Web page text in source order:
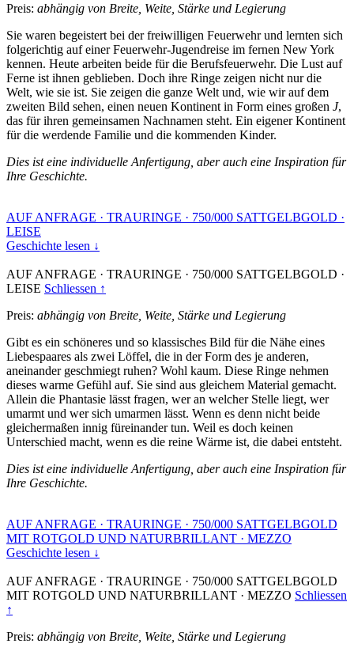
Preis: abhängig von Breite, Weite, Stärke und Legierung
Sie waren begeistert bei der freiwilligen Feuerwehr und lernten sich
folgerichtig auf einer Feuerwehr-Jugendreise im fernen New York
kennen. Heute arbeiten beide für die Berufsfeuerwehr. Die Lust auf
Ferne ist ihnen geblieben. Doch ihre Ringe zeigen nicht nur die
Welt, wie sie ist. Sie zeigen die ganze Welt und, wie wir auf dem
zweiten Bild sehen, einen neuen Kontinent in Form eines großen J,
das für ihren gemeinsamen Nachnamen steht. Ein eigener Kontinent
für die werdende Familie und die kommenden Kinder.
Dies ist eine individuelle Anfertigung, aber auch eine Inspiration für
Ihre Geschichte.
AUF ANFRAGE · TRAURINGE · 750/000 SATTGELBGOLD ·
LEISE
Geschichte lesen ↓
AUF ANFRAGE · TRAURINGE · 750/000 SATTGELBGOLD ·
LEISE Schliessen ↑
Preis: abhängig von Breite, Weite, Stärke und Legierung
Gibt es ein schöneres und so klassisches Bild für die Nähe eines
Liebespaares als zwei Löffel, die in der Form des je anderen,
aneinander geschmiegt ruhen? Wohl kaum. Diese Ringe nehmen
dieses warme Gefühl auf. Sie sind aus gleichem Material gemacht.
Allein die Phantasie lässt fragen, wer an welcher Stelle liegt, wer
umarmt und wer sich umarmen lässt. Wenn es denn nicht beide
gleichermaßen innig füreinander tun. Weil es doch keinen
Unterschied macht, wenn es die reine Wärme ist, die dabei entsteht.
Dies ist eine individuelle Anfertigung, aber auch eine Inspiration für
Ihre Geschichte.
AUF ANFRAGE · TRAURINGE · 750/000 SATTGELBGOLD
MIT ROTGOLD UND NATURBRILLANT · MEZZO
Geschichte lesen ↓
AUF ANFRAGE · TRAURINGE · 750/000 SATTGELBGOLD
MIT ROTGOLD UND NATURBRILLANT · MEZZO Schliessen
↑
Preis: abhängig von Breite, Weite, Stärke und Legierung